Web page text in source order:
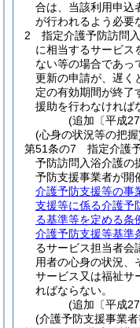
合は、当該利用申込
が行われるよう必要
2
指定介護予防訪問
に相当するサービス
ない等の場合であっ
更新の申請が、遅く
定の有効期間が終了
援助を行わなければ
(追加〔平成
(心身の状況等の把握
第51条の7
指定介護
予防訪問入浴介護の
予防支援事業者が開
介護予防支援等の事
支援等に係る介護予
る基準等を定める条
介護予防支援等基準
るサービス担当者会
用者の心身の状況、
サービス又は福祉サ
ればならない。
(追加〔平成
(介護予防支援事業